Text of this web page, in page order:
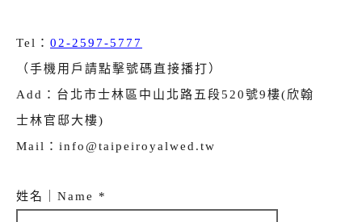
Tel： 02-2597-5777
（手機用戶請點擊號碼直接播打）
Add：台北市士林區中山北路五段520號9樓(欣翰
士林官邸大樓)
Mail：info@taipeiroyalwed.tw
姓名｜Name *